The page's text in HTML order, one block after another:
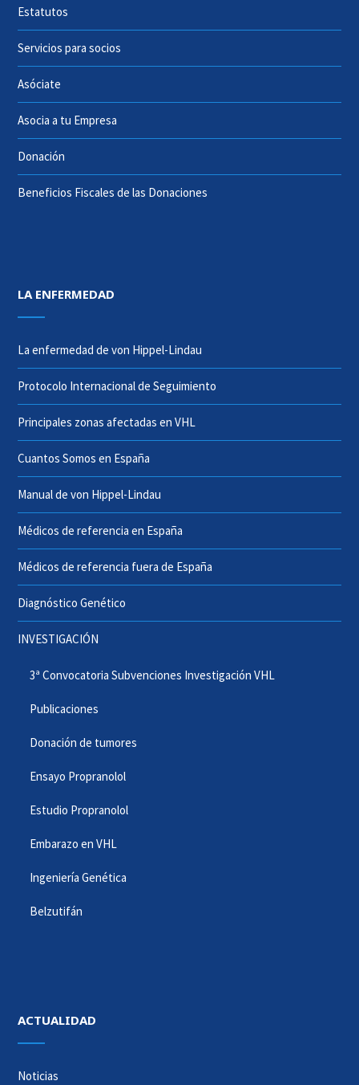
Estatutos
Servicios para socios
Asóciate
Asocia a tu Empresa
Donación
Beneficios Fiscales de las Donaciones
LA ENFERMEDAD
La enfermedad de von Hippel-Lindau
Protocolo Internacional de Seguimiento
Principales zonas afectadas en VHL
Cuantos Somos en España
Manual de von Hippel-Lindau
Médicos de referencia en España
Médicos de referencia fuera de España
Diagnóstico Genético
INVESTIGACIÓN
3ª Convocatoria Subvenciones Investigación VHL
Publicaciones
Donación de tumores
Ensayo Propranolol
Estudio Propranolol
Embarazo en VHL
Ingeniería Genética
Belzutifán
ACTUALIDAD
Noticias